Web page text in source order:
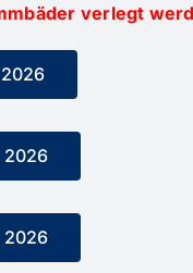
verlegt
2026
2026
2026